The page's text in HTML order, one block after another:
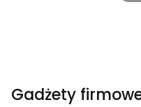
Gadżety